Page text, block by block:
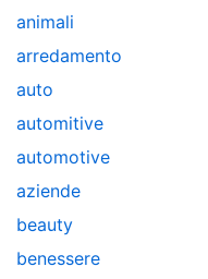
animali
arredamento
auto
automitive
automotive
aziende
beauty
benessere